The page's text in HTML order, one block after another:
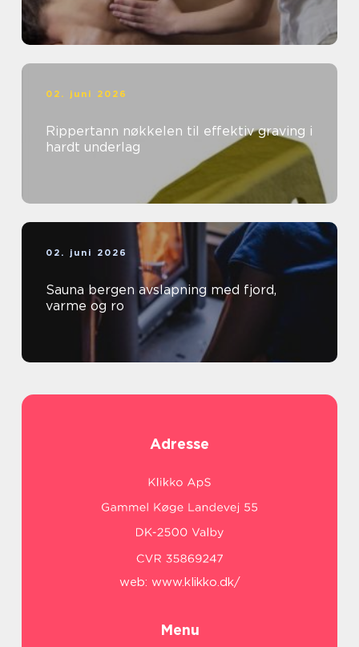
02. juni 2026
Rippertann nøkkelen til effektiv graving i
hardt underlag
02. juni 2026
Sauna bergen avslapning med fjord,
varme og ro
Adresse
web: www.klikko.dk/
Menu